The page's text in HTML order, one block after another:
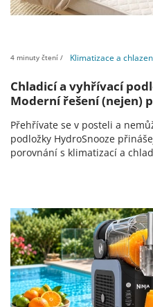
4 minuty čtení / Klimatizace a
Chladicí a vyhřívací
Moderní řešení (nejen)
Přehřívate se v posteli a
podložky HydroSnooze
porovnání s klimatizací a